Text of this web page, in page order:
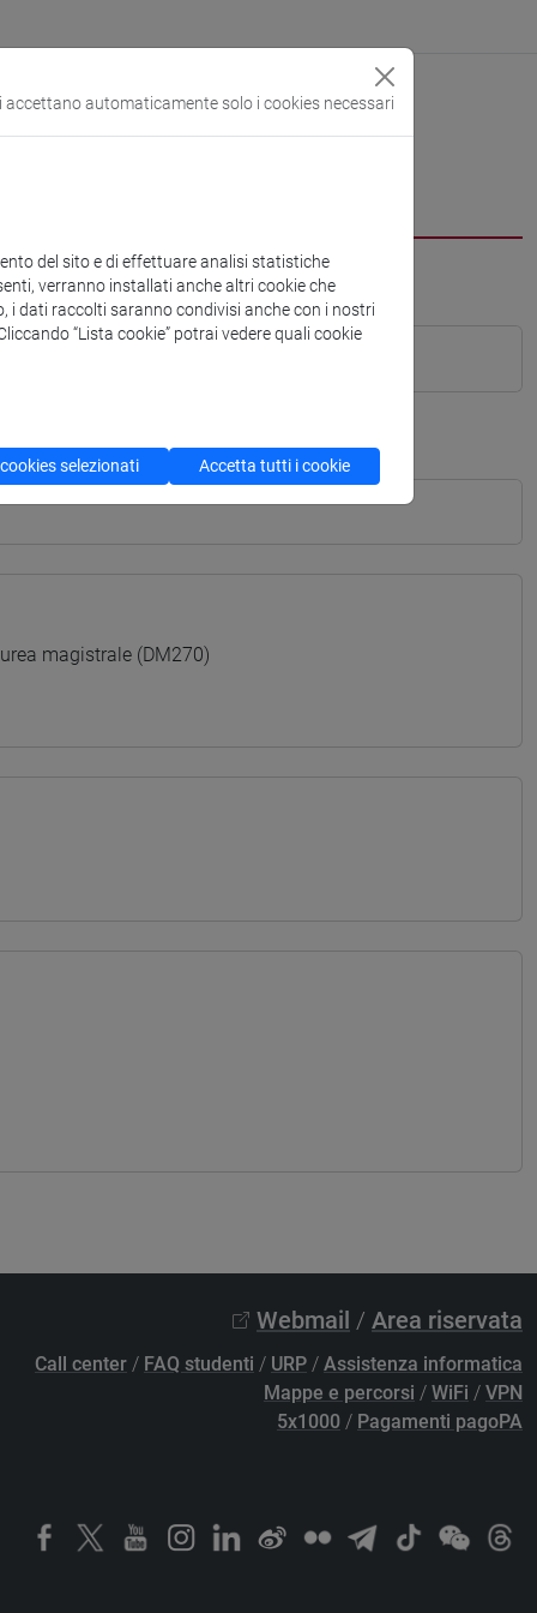
magistrale (DM270)
Webmail / Area riservata
Call center / FAQ studenti / URP / Assistenza informatica
Mappe e percorsi / WiFi / VPN
5x1000 / Pagamenti pagoPA
automaticamente solo i cookies necessari
del sito e di effettuare analisi statistiche
verranno installati anche altri cookie che
i dati raccolti saranno condivisi anche con i nostri
“Lista cookie” potrai vedere quali cookie
selezionati Accetta tutti i cookie